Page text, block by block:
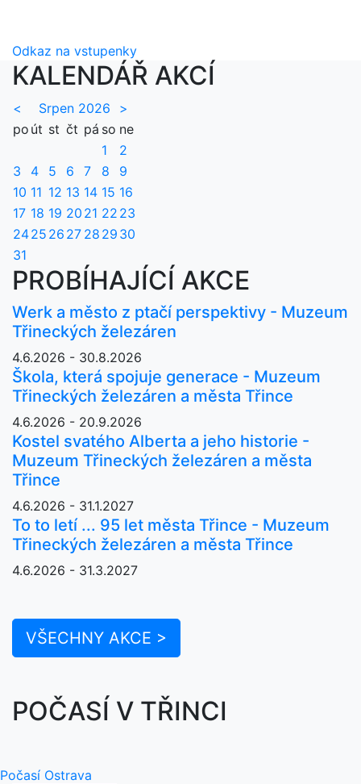
Odkaz na vstupenky
KALENDÁŘ AKCÍ
< Srpen 2026
>
po út st čt pá so ne
1
2
3
4 5 6 7 8
9
10 11 12 13 14 15 16
17 18 19 20 21 22 23
2425 26 27 28 29 30
31
PROBÍHAJÍCÍ AKCE
Werk a město z ptačí perspektivy - Muzeum
Třineckých železáren
4.6.2026 - 30.8.2026
Škola, která spojuje generace - Muzeum
Třineckých železáren a města Třince
4.6.2026 - 20.9.2026
Kostel svatého Alberta a jeho historie -
Muzeum Třineckých železáren a města
Třince
4.6.2026 - 31.1.2027
To to letí ... 95 let města Třince - Muzeum
Třineckých železáren a města Třince
4.6.2026 - 31.3.2027
VŠECHNY AKCE >
POČASÍ V TŘINCI
Počasí Ostrava